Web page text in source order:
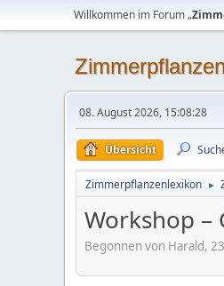
Willkommen im Forum „
08. August 2026, 15:08:28
Übersicht
Zimmerpflanzenlexikon ►
Workshop
Begonnen von Harald,